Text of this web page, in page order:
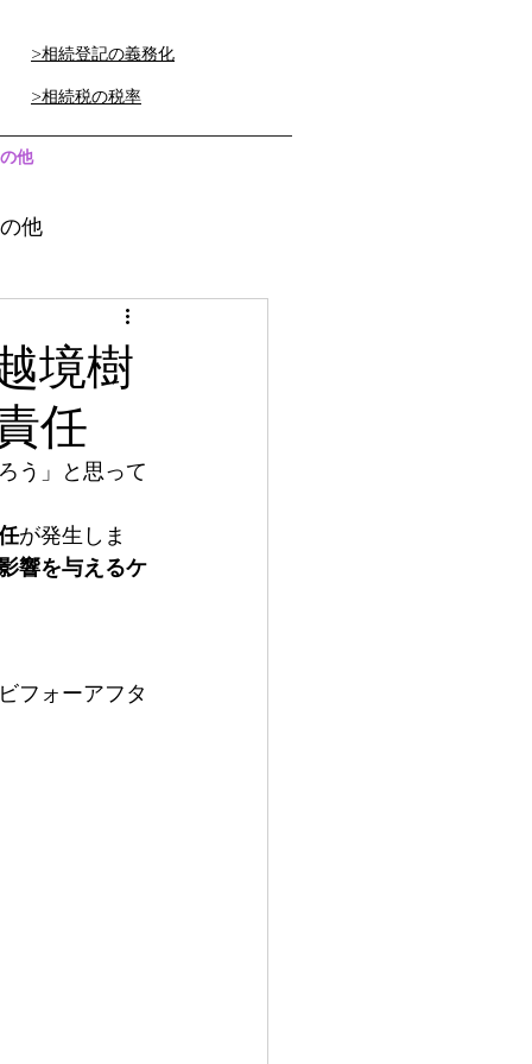
>相続登記の義務化
>相続税の税率
他
他
境樹
任
う」と思って
が発生しま
響を与えるケ
フォーアフタ